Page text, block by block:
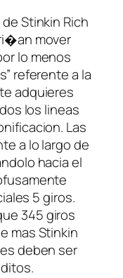
Stinkin Rich
mover
lo menos
referente a la
adquieres
los lineas
Las
a lo largo de
hacia el
5 giros.
345 giros
mas Stinkin
deben ser